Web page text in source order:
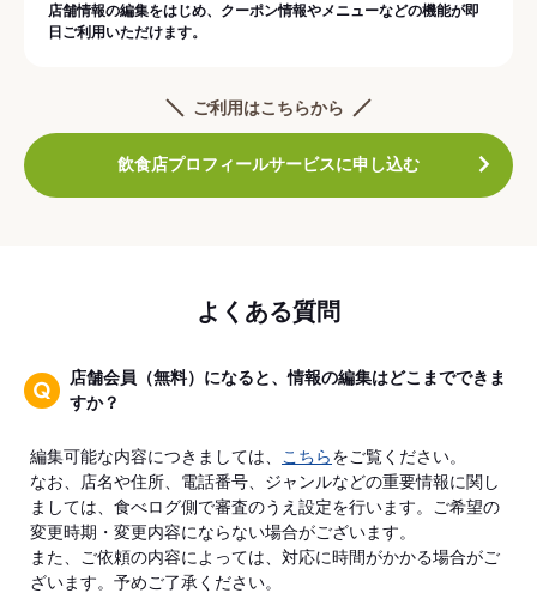
店舗情報の編集をはじめ、クーポン情報やメニューなどの機能が即
日ご利用いただけます。
ご利用はこちらから
飲食店プロフィールサービスに申し込む
よくある質問
店舗会員（無料）になると、情報の編集はどこまでできま
すか？
編集可能な内容につきましては、 こちらをご覧ください。
なお、店名や住所、電話番号、ジャンルなどの重要情報に関し
ましては、食べログ側で審査のうえ設定を行います。ご希望の
変更時期・変更内容にならない場合がございます。
また、ご依頼の内容によっては、対応に時間がかかる場合がご
ざいます。予めご了承ください。